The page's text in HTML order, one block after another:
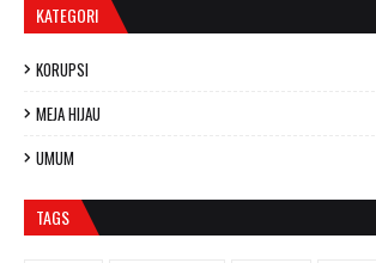
KATEGORI
KORUPSI
MEJA HIJAU
UMUM
TAGS